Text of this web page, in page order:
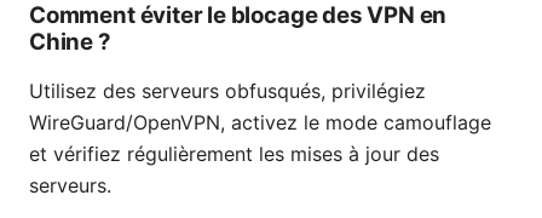
Comment éviter le blocage des VPN en
Chine ?
Utilisez des serveurs obfusqués, privilégiez
WireGuard/OpenVPN, activez le mode camouflage
et vérifiez régulièrement les mises à jour des
serveurs.